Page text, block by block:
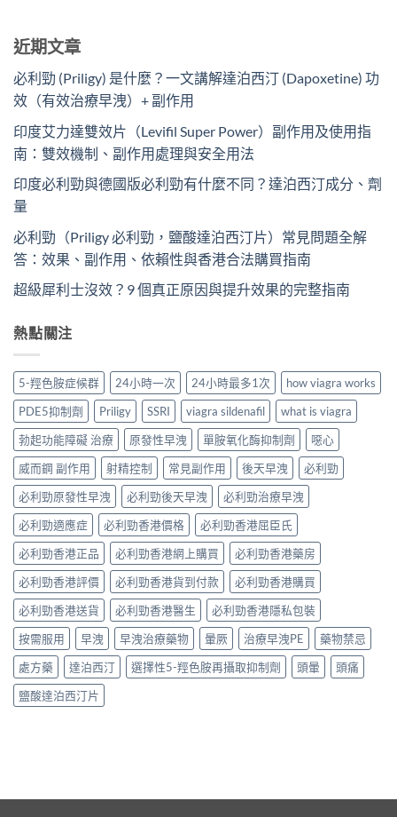
近期文章
必利勁 (Priligy) 是什麼？一文講解達泊西汀 (Dapoxetine) 功
效（有效治療早洩）+ 副作用
印度艾力達雙效片（Levifil Super Power）副作用及使用指
南：雙效機制、副作用處理與安全用法
印度必利勁與德國版必利勁有什麼不同？達泊西汀成分、劑
量
必利勁（Priligy 必利勁，鹽酸達泊西汀片）常見問題全解
答：效果、副作用、依賴性與香港合法購買指南
超級犀利士沒效？9 個真正原因與提升效果的完整指南
熱點關注
5-羥色胺症候群 24小時一次 24小時最多1次
how viagra works
PDE5抑制劑
Priligy SSRI viagra sildenafil
what is viagra
勃起功能障礙 治療
原發性早洩 單胺氧化酶抑制劑
噁心
威而鋼 副作用
射精控制 常見副作用 後天早洩
必利勁
必利勁原發性早洩
必利勁後天早洩
必利勁治療早洩
必利勁適應症
必利勁香港價格
必利勁香港屈臣氏
必利勁香港正品
必利勁香港網上購買
必利勁香港藥房
必利勁香港評價
必利勁香港貨到付款
必利勁香港購買
必利勁香港送貨
必利勁香港醫生
必利勁香港隱私包裝
按需服用
早洩 早洩治療藥物 暈厥 治療早洩PE
藥物禁忌
處方藥
達泊西汀 選擇性5-羥色胺再攝取抑制劑 頭暈
頭痛
鹽酸達泊西汀片